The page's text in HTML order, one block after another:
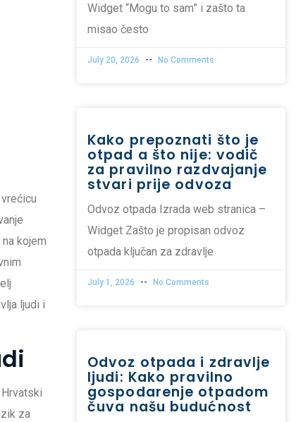
kojem
ljudi i
za
Widget “Mogu to sam” i zašto ta
misao često
July 20, 2026 No Comments
Kako prepoznati što je
otpad a što nije: vodič
za pravilno razdvajanje
stvari prije odvoza
Odvoz otpada Izrada web stranica –
Widget Zašto je propisan odvoz
otpada ključan za zdravlje
July 1, 2026 No Comments
Odvoz otpada i zdravlje
ljudi: Kako pravilno
gospodarenje otpadom
čuva našu budućnost